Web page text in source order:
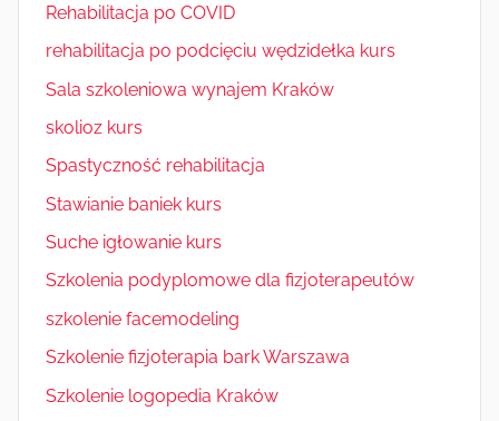
Rehabilitacja po COVID
rehabilitacja po podcięciu wędzidełka kurs
Sala szkoleniowa wynajem Kraków
skolioz kurs
Spastyczność rehabilitacja
Stawianie baniek kurs
Suche igłowanie kurs
Szkolenia podyplomowe dla fizjoterapeutów
szkolenie facemodeling
Szkolenie fizjoterapia bark Warszawa
Szkolenie logopedia Kraków